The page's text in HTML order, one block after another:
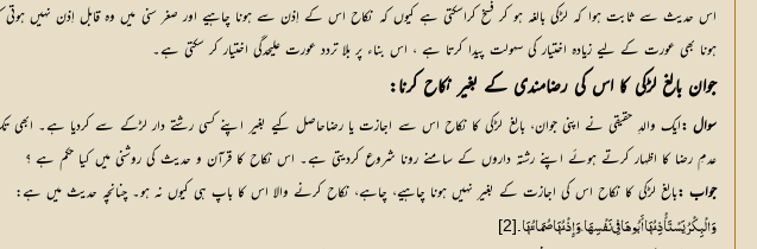
اس حدیث سے ثابت ہوا کہ لڑکی بالغہ ہو کر فسخ کراسکتی ہے کیوں کہ نکاح اس کے اِذن سے ہونا چاہیے اور صغر سنی میں وہ قابل اِذن نہیں
ہونا بھی عورت کے لیے زیادہ اختیار کی سہولت پیدا کرتا ہے ، اس بناء پر بلا تردد عورت علیحدگی اختیار کر سکتی ہے۔
جوان بالغ لڑکی کا اس کی رضامندی کے بغیر نکاح کرنا:
سوال :
عدمِ رضا کا اظہار کرتے ہوئے اپنے رشتہ داروں کے سامنے رونا شروع کردیتی ہے۔ اس نکاح کا قرآن و حدیث کی روشنی میں کیا حکم ہے ؟
جواب :بالغ لڑکی کا نکاح اس کی اجازت کے بغیر نہیں ہونا چاہیے، چاہے، نکاح کرنے والا اس کا باپ ہی کیوں نہ ہو۔ چنانچہ حدیث میں ہے:
وَالْبِکْرُ یَسْتَأْذِنُہَا أَبُوہَا فِی نَفْسِہَا، وَإِذْنُہَا صُمَاتُہَا۔[2]